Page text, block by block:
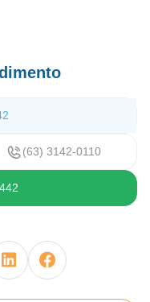
(63) 3142-0110